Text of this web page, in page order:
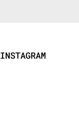
INSTAGRAM